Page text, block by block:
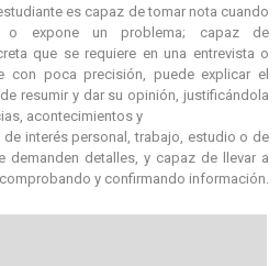
es capaz de tomar nota cuando
o expone un problema; capaz de
que se requiere en una entrevista o
con poca precisión, puede explicar el
resumir y dar su opinión, justificándola
acontecimientos y
interés personal, trabajo, estudio o de
demanden detalles, y capaz de llevar a
y confirmando información.